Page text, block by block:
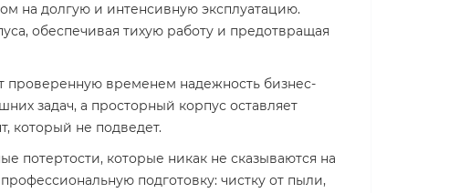
на долгую и интенсивную эксплуатацию.
обеспечивая тихую работу и предотвращая
проверенную временем надежность бизнес-
задач, а просторный корпус оставляет
который не подведет.
потертости, которые никак не сказываются на
подготовку: чистку от пыли,